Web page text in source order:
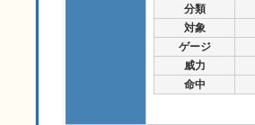
分類
対象
ゲージ
威力
命中